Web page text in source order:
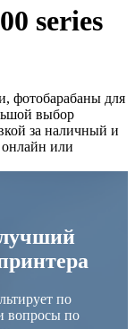
series
фотобарабаны для
выбор
за наличный и
онлайн или
по
вопросы по